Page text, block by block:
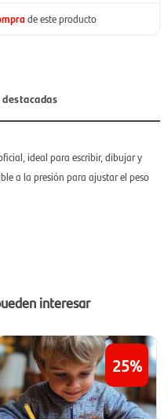
de este producto
ideal para escribir, dibujar y
a la presión para ajustar el peso
interesar
25